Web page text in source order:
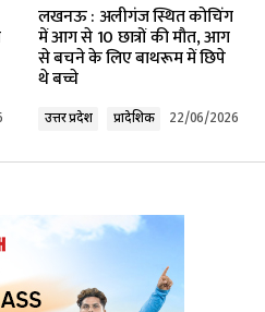
*
लखनऊ : अलीगंज स्थित कोचिंग
में आग से 10 छात्रों की मौत, आग
से बचने के लिए बाथरूम में छिपे
थे बच्चे
उत्तर प्रदेश प्रादेशिक 22/06/2026